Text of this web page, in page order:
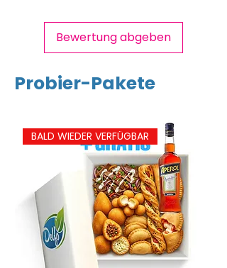
Bewertung abgeben
Probier-Pakete
BALD WIEDER VERFÜGBAR